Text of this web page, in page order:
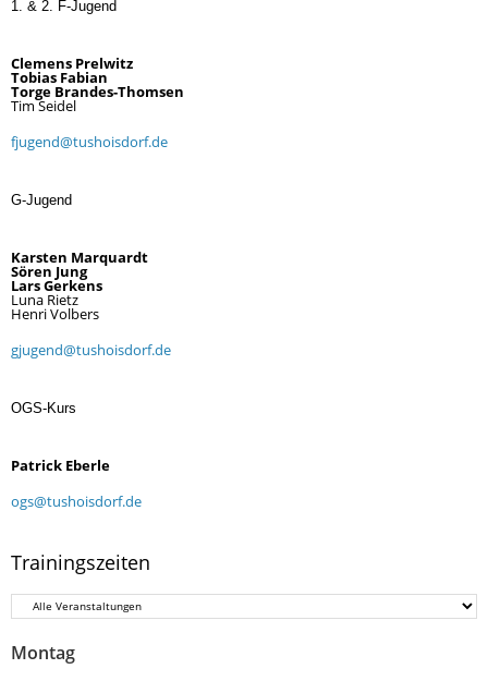
1. & 2. F-Jugend
Clemens Prelwitz
Tobias Fabian
Torge Brandes-Thomsen
Tim Seidel
fjugend@tushoisdorf.de
G-Jugend
Karsten Marquardt
Sören Jung
Lars Gerkens
Luna Rietz
Henri Volbers
gjugend@tushoisdorf.de
OGS-Kurs
Patrick Eberle
ogs@tushoisdorf.de
Trainingszeiten
Montag